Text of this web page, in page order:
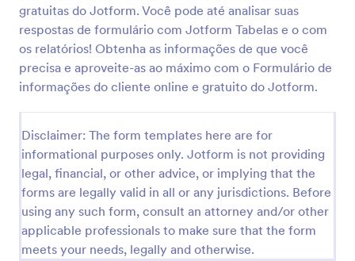
gratuitas do Jotform. Você pode até analisar suas
respostas de formulário com Jotform Tabelas e o com
os relatórios! Obtenha as informações de que você
precisa e aproveite-as ao máximo com o Formulário de
informações do cliente online e gratuito do Jotform.
Disclaimer: The form templates here are for
informational purposes only. Jotform is not providing
legal, financial, or other advice, or implying that the
forms are legally valid in all or any jurisdictions. Before
using any such form, consult an attorney and/or other
applicable professionals to make sure that the form
meets your needs, legally and otherwise.
Go to Category:
Formulários para Geração de Leads
Usar Modelo
Visualizar